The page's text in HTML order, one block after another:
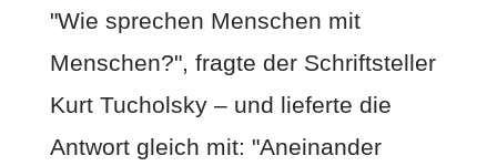
"Wie sprechen Menschen mit
Menschen?", fragte der Schriftsteller
Kurt Tucholsky – und lieferte die
Antwort gleich mit: "Aneinander